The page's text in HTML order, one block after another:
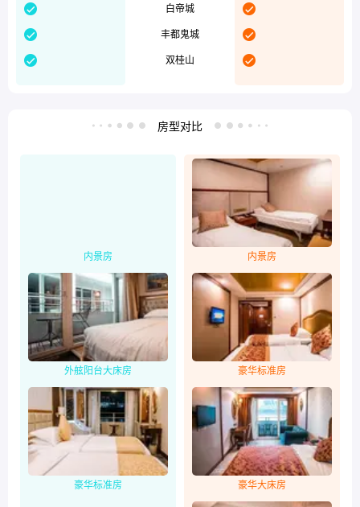



白帝城
丰都鬼城
双桂山



 房型对比 
内景房
外舷阳台大床房
豪华标准房
内景房
豪华标准房
豪华大床房